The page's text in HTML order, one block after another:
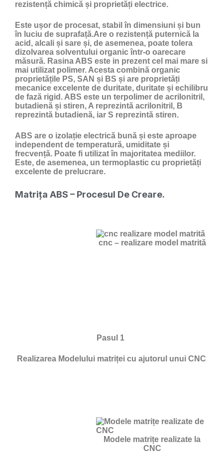
rezistență chimică și proprietăți electrice.
Este ușor de procesat, stabil în dimensiuni și bun
în luciu de suprafață.Are o rezistență puternică la
acid, alcali și sare și, de asemenea, poate tolera
dizolvarea solventului organic într-o oarecare
măsură. Rasina ABS este in prezent cel mai mare si
mai utilizat polimer. Acesta combină organic
proprietățile PS, SAN și BS și are proprietăți
mecanice excelente de duritate, duritate și echilibru
de fază rigid. ABS este un terpolimer de acrilonitril,
butadienă și stiren, A reprezintă acrilonitril, B
reprezintă butadienă, iar S reprezintă stiren.
ABS are o izolație electrică bună și este aproape
independent de temperatură, umiditate și
frecvență. Poate fi utilizat în majoritatea mediilor.
Este, de asemenea, un termoplastic cu proprietăți
excelente de prelucrare.
Matrița ABS – Procesul De Creare.
cnc – realizare model matrită
Pasul 1
Realizarea Modelului matriței cu ajutorul unui CNC
Modele matrițe realizate la
CNC